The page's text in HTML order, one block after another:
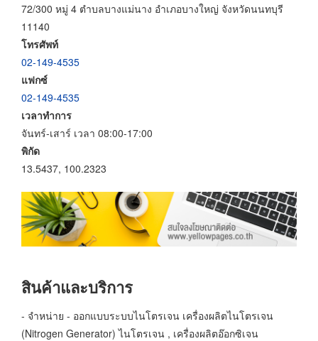
72/300 หมู่ 4 ตำบลบางแม่นาง อำเภอบางใหญ่ จังหวัดนนทบุรี
11140
โทรศัพท์
02-149-4535
แฟกซ์
02-149-4535
เวลาทำการ
จันทร์-เสาร์ เวลา 08:00-17:00
พิกัด
13.5437, 100.2323
สินค้าและบริการ
- จำหน่าย - ออกแบบระบบไนโตรเจน เครื่องผลิตไนโตรเจน
(Nitrogen Generator) ไนโตรเจน , เครื่องผลิตอ๊อกซิเจน